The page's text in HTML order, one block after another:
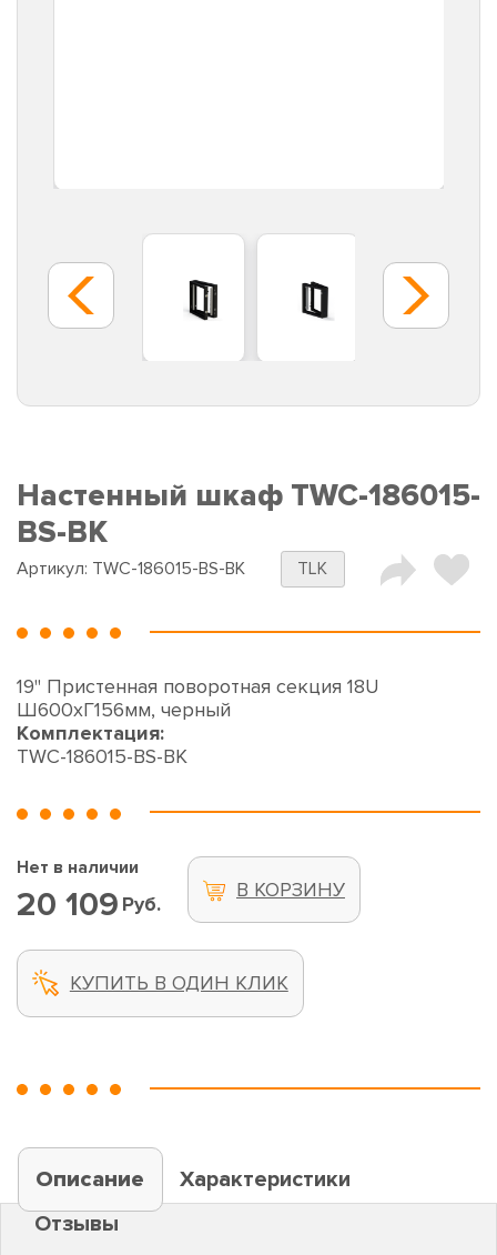
Настенный шкаф TWC-186015-
BS-BK
Артикул: TWC-186015-BS-BK TLK
19" Пристенная поворотная секция 18U
Ш600хГ156мм, черный
Комплектация:
TWC-186015-BS-BK
Нет в наличии
20 109 Руб.
В КОРЗИНУ
КУПИТЬ В ОДИН КЛИК
Описание
Характеристики
Отзывы